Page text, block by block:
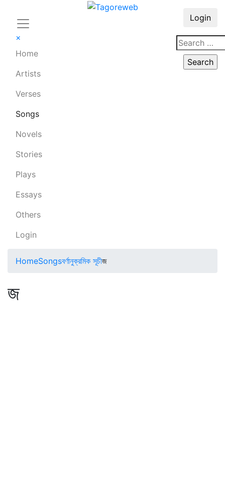
×
Home
Artists
Verses
Songs
Novels
Stories
Plays
Essays
Others
Login
Login
HomeSongsবর্ণানুক্রমিক সূচীজ
জ